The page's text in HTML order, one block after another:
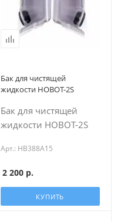
Бак для чистящей
жидкости HOBOT-2S
Бак для чистящей
жидкости HOBOT-2S
Арт.: HB388A15
2 200р.
КУПИТЬ